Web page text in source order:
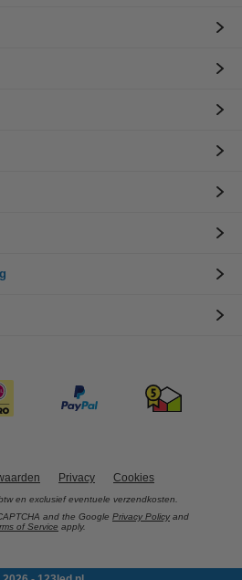
Privacy Cookies
en exclusief eventuele verzendkosten.
and the Google Privacy Policy and
of Service apply.